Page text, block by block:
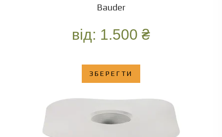
Bauder
від: 1.500 ₴
ЗБЕРЕГТИ